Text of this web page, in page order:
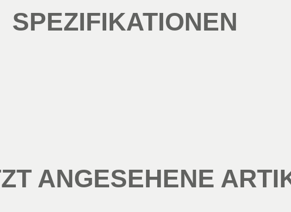
SPEZIFIKATIONEN
ANGESEHENE